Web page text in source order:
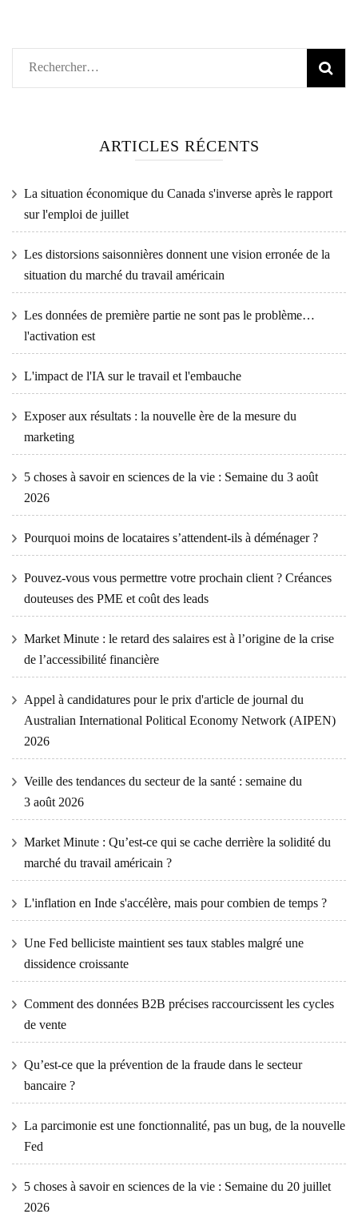
Rechercher :
ARTICLES RÉCENTS
La situation économique du Canada s'inverse après le rapport
sur l'emploi de juillet
Les distorsions saisonnières donnent une vision erronée de la
situation du marché du travail américain
Les données de première partie ne sont pas le problème…
l'activation est
L'impact de l'IA sur le travail et l'embauche
Exposer aux résultats : la nouvelle ère de la mesure du
marketing
5 choses à savoir en sciences de la vie : Semaine du 3 août
2026
Pourquoi moins de locataires s’attendent-ils à déménager ?
Pouvez-vous vous permettre votre prochain client ? Créances
douteuses des PME et coût des leads
Market Minute : le retard des salaires est à l’origine de la crise
de l’accessibilité financière
Appel à candidatures pour le prix d'article de journal du
Australian International Political Economy Network (AIPEN)
2026
Veille des tendances du secteur de la santé : semaine du
3 août 2026
Market Minute : Qu’est-ce qui se cache derrière la solidité du
marché du travail américain ?
L'inflation en Inde s'accélère, mais pour combien de temps ?
Une Fed belliciste maintient ses taux stables malgré une
dissidence croissante
Comment des données B2B précises raccourcissent les cycles
de vente
Qu’est-ce que la prévention de la fraude dans le secteur
bancaire ?
La parcimonie est une fonctionnalité, pas un bug, de la nouvelle
Fed
5 choses à savoir en sciences de la vie : Semaine du 20 juillet
2026